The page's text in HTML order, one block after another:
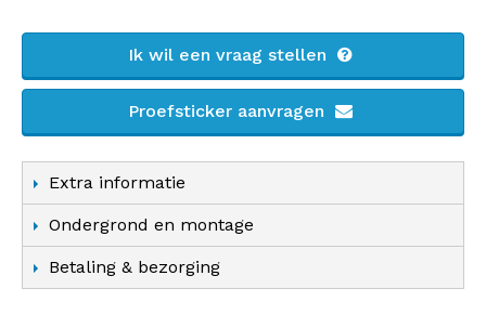
Ik wil een vraag stellen
Proefsticker aanvragen
Extra informatie
Ondergrond en montage
Betaling & bezorging